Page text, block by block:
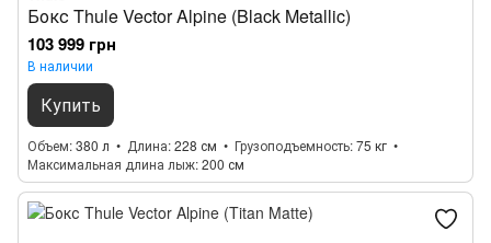
Бокс Thule Vector Alpine (Black Metallic)
103 999 грн
В наличии
Купить
Объем 380 л Длина 228 см Грузоподъемность 75 кг
Максимальная длина лыж 200 см